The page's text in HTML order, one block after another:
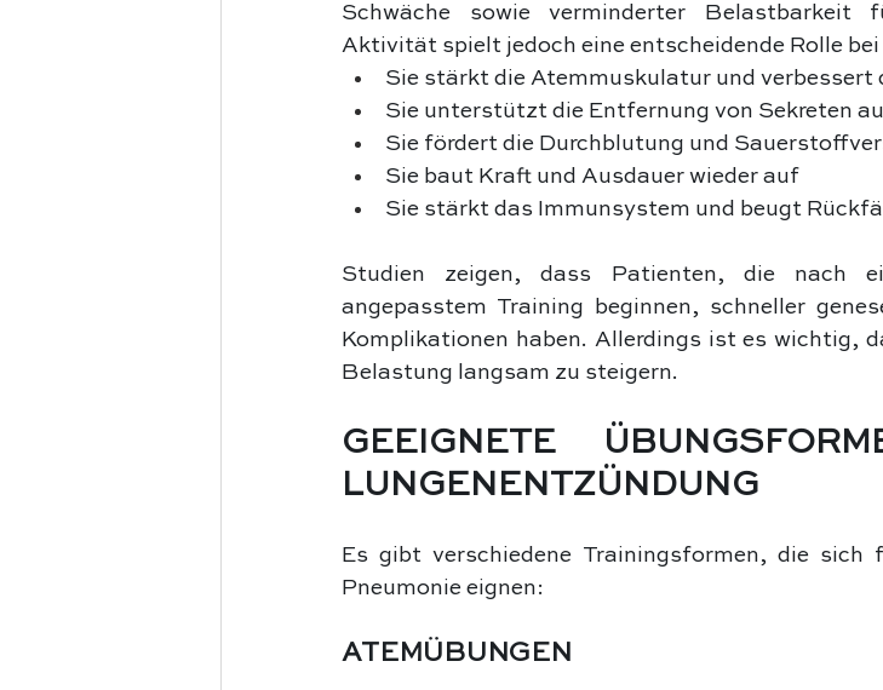
Schwäche sowie verminderter Belastbarkeit
Aktivität spielt jedoch eine entscheidende Rolle
Sie stärkt die Atemmuskulatur und verbessert
Sie unterstützt die Entfernung von Sekreten
Sie fördert die Durchblutung und
Sie baut Kraft und Ausdauer wieder auf
Sie stärkt das Immunsystem und beugt
Studien zeigen, dass Patienten, die nach
angepasstem Training beginnen, schneller
Komplikationen haben. Allerdings ist es wichtig,
Belastung langsam zu steigern.
GEEIGNETE
LUNGENENTZÜNDUNG
Es gibt verschiedene Trainingsformen, die
Pneumonie eignen:
ATEMÜBUNGEN